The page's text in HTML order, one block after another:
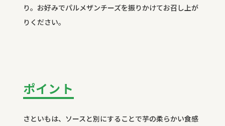
り。お好みでパルメザンチーズを振りかけてお召し上が
りください。
ポイント
さといもは、ソースと別にすることで芋の柔らかい食感